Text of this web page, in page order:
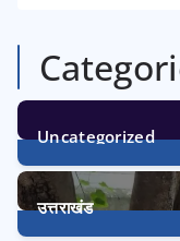
Uncategorized
उत्तराखंड